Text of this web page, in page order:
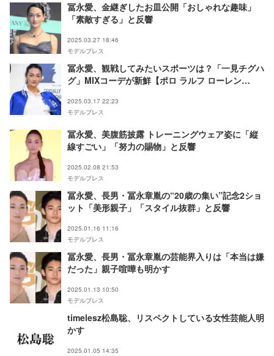
冨永愛、金継ぎしたお皿公開「おしゃれな趣味」
「素敵すぎる」と反響
2025.03.27 18:46
モデルプレス
冨永愛、観戦してみたいスポーツは？「一見チグハ
グ」MIXコーデが新鮮【ポロ ラルフ ローレン
2025.03.17 22:23
モデルプレス
冨永愛、美腹筋披露 トレーニングウェア姿に「縦
線すごい」「努力の賜物」と反響
2025.02.08 21:53
モデルプレス
冨永愛、長男・冨永章胤の“20歳の集い”記念2ショ
ット「美形親子」「スタイル抜群」と反響
2025.01.16 11:16
モデルプレス
冨永愛、長男・冨永章胤の芸能界入りは「本当は嫌
だった」親子喧嘩も明かす
2025.01.13 10:50
モデルプレス
timelesz松島聡、リスペクトしている女性芸能人明
かす
2025.01.05 14:35